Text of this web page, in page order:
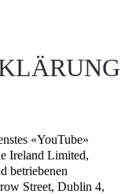
«YouTube»
Ireland Limited,
betriebenen
Street, Dublin 4,